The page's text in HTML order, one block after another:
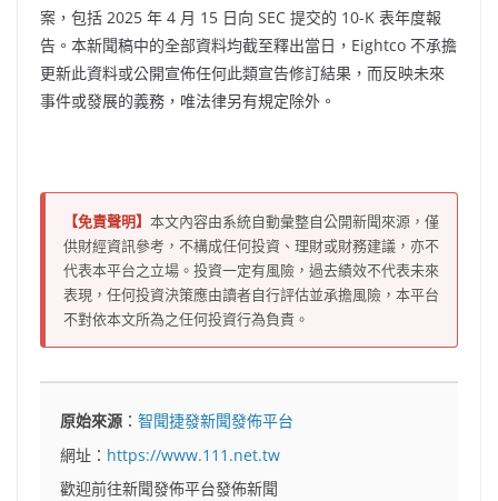
案，包括 2025 年 4 月 15 日向 SEC 提交的 10-K 表年度報
告。本新聞稿中的全部資料均截至釋出當日，Eightco 不承擔
更新此資料或公開宣佈任何此類宣告修訂結果，而反映未來
事件或發展的義務，唯法律另有規定除外。
【免責聲明】 本文內容由系統自動彙整自公開新聞來源，僅
供財經資訊參考，不構成任何投資、理財或財務建議，亦不
代表本平台之立場。投資一定有風險，過去績效不代表未來
表現，任何投資決策應由讀者自行評估並承擔風險，本平台
不對依本文所為之任何投資行為負責。
原始來源 ：智聞捷發新聞發佈平台
網址： https://www.111.net.tw
歡迎前往新聞發佈平台發佈新聞